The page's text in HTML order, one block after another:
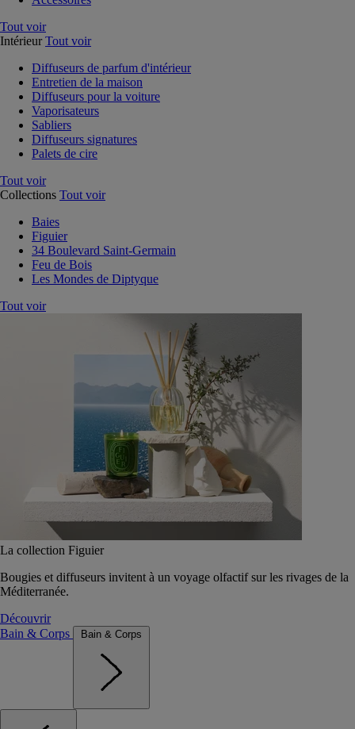
Tout voir
Intérieur Tout voir
Diffuseurs de parfum d'intérieur
Entretien de la maison
Diffuseurs pour la voiture
Vaporisateurs
Sabliers
Diffuseurs signatures
Palets de cire
Tout voir
Collections Tout voir
Baies
Figuier
34 Boulevard Saint-Germain
Feu de Bois
Les Mondes de Diptyque
Tout voir
La collection Figuier
Bougies et diffuseurs invitent à un voyage olfactif sur les rivages de la
Méditerranée.
Découvrir
Bain & Corps
Bain & Corps